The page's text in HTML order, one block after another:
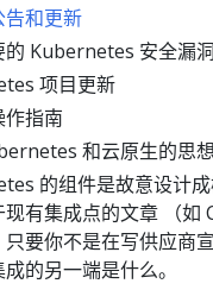
告和更新
的 Kubernetes 安全漏
项目更新
指南
和云原生的思
的组件是故意设计
有集成点的文章 （如
要你不是在写供应商
的另一端是什么。